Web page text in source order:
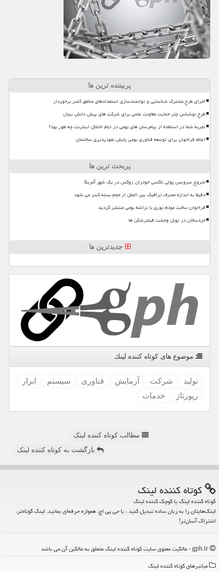
پربیننده ترین ها
اجرای طرح مشترک شناسایی و توانمندسازی استعدادهای مناطق کمتر برخوردار
طرح نوشناس چتر حمایت معاونت علمی برای شرکت های پیش دانش بنیان
تجربه شما در استفاده از پیامرسان های بومی در ایام اختلال اینترنت چه طور بود؟
اعلام فراخوان برای توسعه فناوری بومی پایش نفوذپذیری ساختمان
پربحث ترین ها
شروع سرویس پولی تاکسی خودران زوکس در یک شهر آمریکا
دقیقا به اندازه مصرف ترافیک بین الملل از حجم بسته کسر می شود
فراخوان ساخت مودم نوری با تراشه بومی منتشر گردید
خردسالان در تونل وحشت فیلترشکن ها
جدیدترین ها
موضوع های كوتاه كننده لینك
تولید شركت آزمایش فناوری سیستم
ابزار
رپورتاژ
خدمات
مطالب کوتاه کننده لینک
بازگشت به کوتاه کننده لینک
كوتاه كننده لینك
کوتاه کننده لینک یا کوچک کننده لینک
لینک‌هایتان را به زبان ساده تبدیل کنید ، با جی پی اچ، همواره حرفه‌ای بمانید. لینک کوتاه‌تر،
اشتراک آسان‌تر!
میانبرهای كوتاه كننده لینك